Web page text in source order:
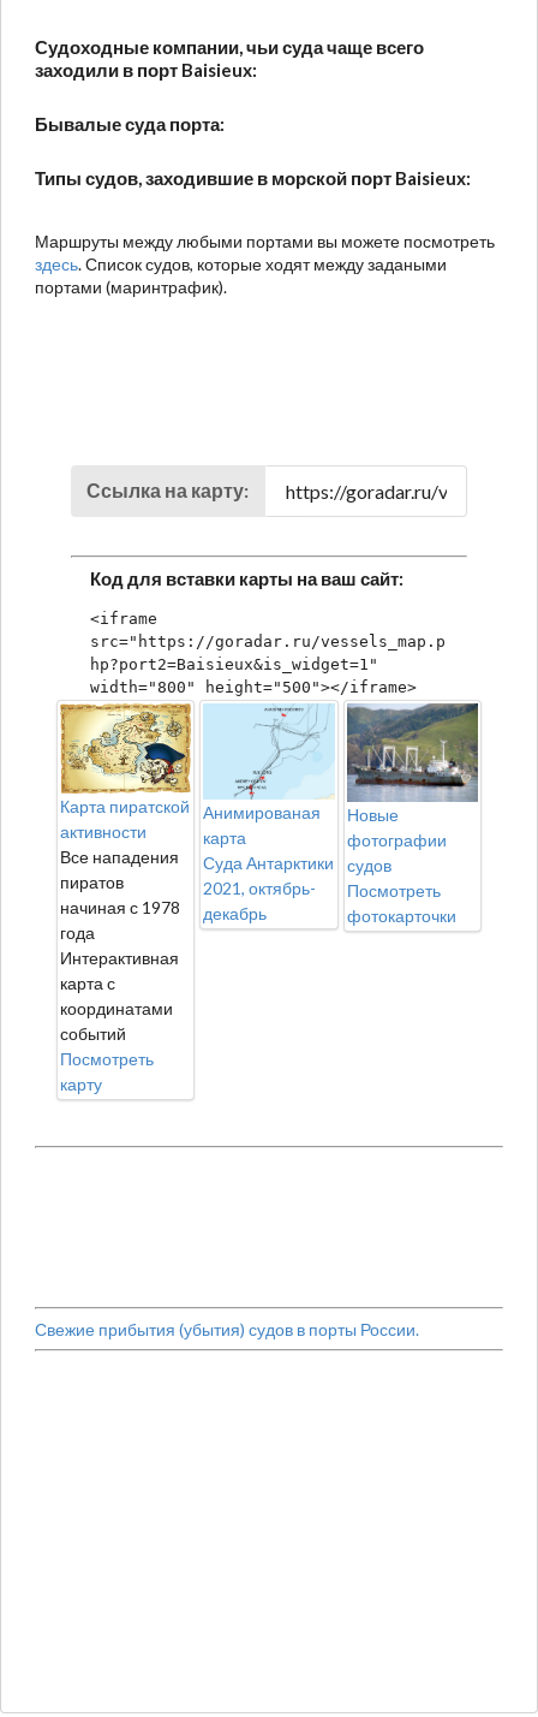
Судоходные компании, чьи суда чаще всего
заходили в порт Baisieux:
Бывалые суда порта:
Типы судов, заходившие в морской порт Baisieux:
Маршруты между любыми портами вы можете посмотреть
здесь. Список судов, которые ходят между задаными
портами (маринтрафик).
Ссылка на карту:
Код для вставки карты на ваш сайт:
<iframe
src="https://goradar.ru/vessels_map.p
hp?port2=Baisieux&is_widget=1"
width="800" height="500"></iframe>
Карта пиратской
активности
Все нападения
пиратов
начиная с 1978
года
Интерактивная
карта с
координатами
событий
Посмотреть
карту
Анимированая
карта
Суда Антарктики
2021, октябрь-
декабрь
Новые
фотографии
судов
Посмотреть
фотокарточки
Свежие прибытия (убытия) судов в порты России.